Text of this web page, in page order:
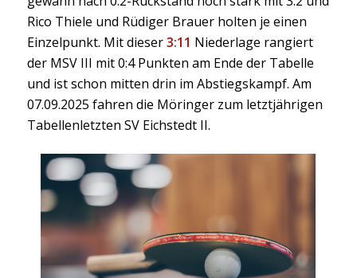
Rico Thiele und Rüdiger Brauer holten je einen
Einzelpunkt. Mit dieser3:11 Niederlage rangiert
der MSV III mit 0:4 Punkten am Ende der Tabelle
und ist schon mitten drin im Abstiegskampf. Am
07.09.2025 fahren die Möringer zum letztjährigen
Tabellenletzten SV Eichstedt II.